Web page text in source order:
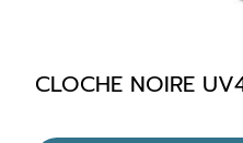
CLOCHE NOIRE